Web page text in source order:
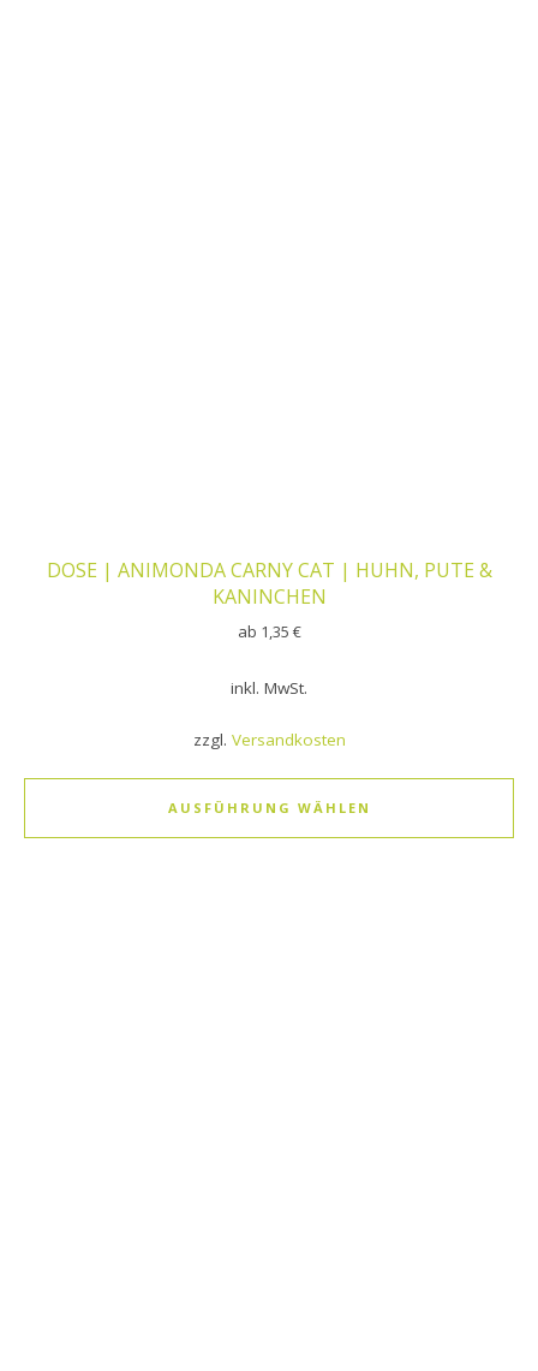
DOSE | ANIMONDA CARNY CAT | HUHN, PUTE &
KANINCHEN
ab 1,35 €
inkl. MwSt.
zzgl. Versandkosten
AUSFÜHRUNG WÄHLEN